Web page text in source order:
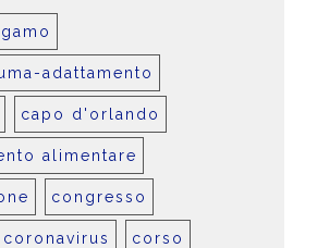
adattamento
capo d'orlando
alimentare
congresso
coronavirus corso